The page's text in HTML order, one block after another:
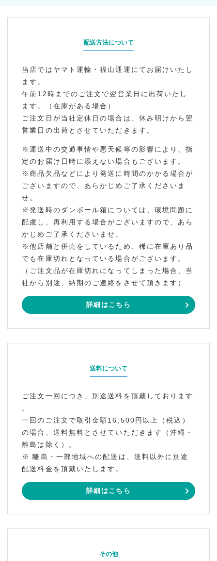
配送方法について
当店ではヤマト運輸・福山通運にてお届けいたし
ます。
午前12時までのご注文で翌営業日に出荷いたし
ます。（在庫がある場合）
ご注文日が当社定休日の場合は、休み明けから翌
営業日の出荷とさせていただきます。
※運送中の交通事情や悪天候等の影響により、指
定のお届け日時に添えない場合もございます。
※商品欠品などにより発送に時間のかかる場合が
ございますので、あらかじめご了承くださいま
せ。
※発送時のダンボール箱については、環境問題に
配慮し、再利用する場合がございますので、あら
かじめご了承くださいませ。
※他店舗と併売をしているため、稀に在庫あり品
でも在庫切れとなっている場合がございます。
（ご注文品が在庫切れになってしまった場合、当
社から別途、納期のご連絡をさせて頂きます）
詳細はこちら
送料について
ご注文一回につき、別途送料を頂戴しております
。
一回のご注文で取引金額16,500円以上（税込）
の場合、送料無料とさせていただきます（沖縄・
離島は除く）。
※ 離島・一部地域への配送は、送料以外に別途
配送料金を頂戴いたします。
詳細はこちら
その他